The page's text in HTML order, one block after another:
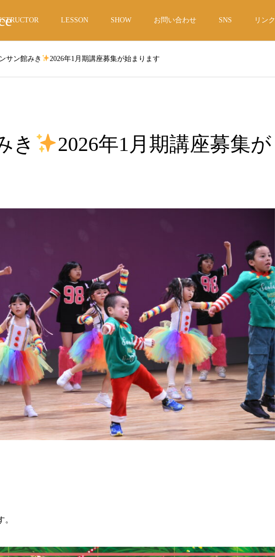
LESSON SHOW お問い合わせ SNS リンク
サン館みき 2026年1月期講座募集が始まります
き
2026年1月期講座募集が
。